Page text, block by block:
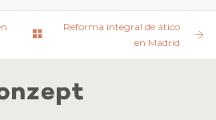
Reforma integral de ático
en Madrid